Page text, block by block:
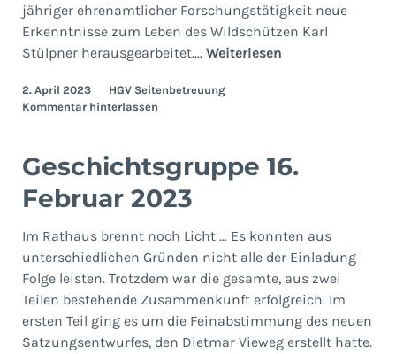
jähriger ehrenamtlicher Forschungstätigkeit neue
Erkenntnisse zum Leben des Wildschützen Karl
Stülpner herausgearbeitet.… Weiterlesen
2. April 2023
HGV Seitenbetreuung
Kommentar hinterlassen
Geschichtsgruppe 16.
Februar 2023
Im Rathaus brennt noch Licht … Es konnten aus
unterschiedlichen Gründen nicht alle der Einladung
Folge leisten. Trotzdem war die gesamte, aus zwei
Teilen bestehende Zusammenkunft erfolgreich. Im
ersten Teil ging es um die Feinabstimmung des neuen
Satzungsentwurfes, den Dietmar Vieweg erstellt hatte.